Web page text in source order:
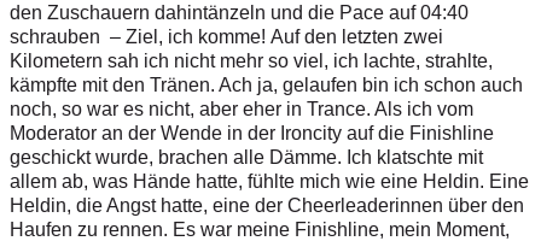
den Zuschauern dahintänze n und die Pace auf04:40
schrauben – Zie l, ich komme! Aufden l etzten zwei
Ki ometern sah ich nicht mehr so viel, ich l achte, strah te,
kämpfte mitden Tränen. Ach ja, ge laufen bin ich schon auch
noch, so war es nicht, aber eher in Trance. A s ich vom
Moderator an der Wende in der roncity aufdie Finish ine
geschicktwurde, brachen alle Dämme. ch k atschte mit
al em ab, was Hände hatte, füh te mich wie eine He din. Eine
He din, die Angst hatte, eine der Cheerleaderinnen über den
Haufen zu rennen. Es war meine Finish ine, mein Moment,